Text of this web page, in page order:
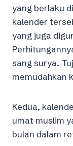
yang berlaku
kalender
yang juga
sang surya.
memudahkan
Kedua,
umat muslim
bulan dalam